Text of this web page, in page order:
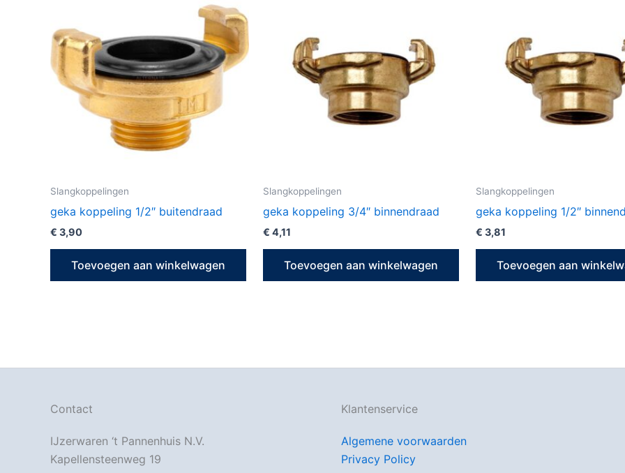
Slangkoppelingen
geka koppeling 1/2″ buitendraad
€ 3,90
Toevoegen aan winkelwagen
Slangkoppelingen
geka koppeling 3/4″ binnendraad
€ 4,11
Toevoegen aan winkelwagen
Slangkoppelingen
geka koppeling 1/2″
€ 3,81
Toevoegen aan
Contact
IJzerwaren ‘t Pannenhuis N.V.
Kapellensteenweg 19
Klantenservice
Algemene voorwaarden
Privacy Policy